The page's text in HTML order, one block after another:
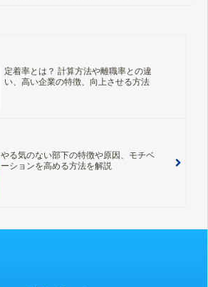
定着率とは？ 計算方法や離職率との違
い、高い企業の特徴、向上させる方法
やる気のない部下の特徴や原因、モチベ
ーションを高める方法を解説